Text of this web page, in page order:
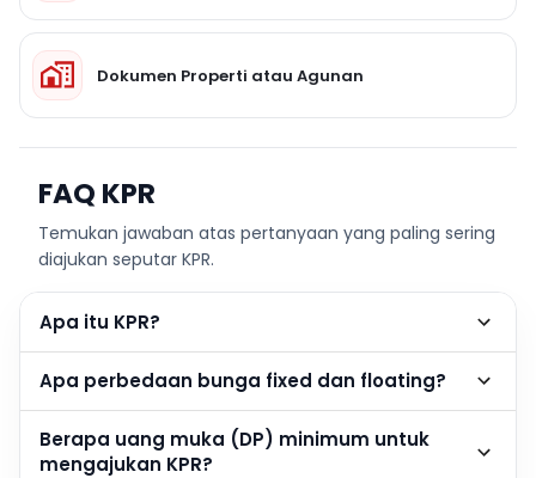
Dokumen Properti atau Agunan
FAQ KPR
Temukan jawaban atas pertanyaan yang paling sering
diajukan seputar KPR.
Apa itu KPR?
Apa perbedaan bunga fixed dan floating?
Berapa uang muka (DP) minimum untuk
mengajukan KPR?